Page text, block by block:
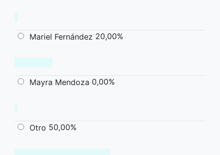
Mariel Fernández 20,00%
Mayra Mendoza 0,00%
Otro 50,00%